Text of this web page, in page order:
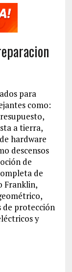
para
como:
a tierra,
hardware
descensos
de
de
Franklin,
de protección
y